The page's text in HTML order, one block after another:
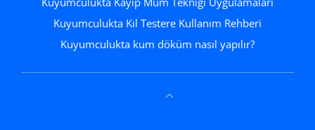
Kuyumculukta Kıl Testere Kullanım Rehberi
Kuyumculukta kum döküm nasıl yapılır?